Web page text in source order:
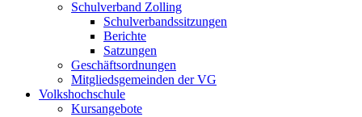
Schulverband Zolling
Schulverbandssitzungen
Berichte
Satzungen
Geschäftsordnungen
Mitgliedsgemeinden der VG
Volkshochschule
Kursangebote